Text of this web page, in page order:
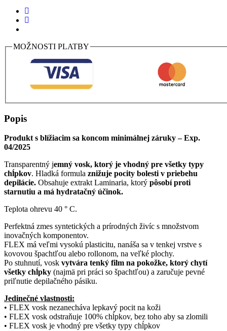
MOŽNOSTI PLATBY
Popis
Produkt s blížiacim sa koncom minimálnej záruky – Exp.
04/2025
Transparentný jemný vosk, ktorý je vhodný pre všetky typy
chĺpkov. Hladká formula znižuje pocity bolesti v priebehu
depilácie. Obsahuje extrakt Laminaria, ktorý pôsobí proti
starnutiu a má hydratačný účinok.
Teplota ohrevu 40 ° C.
Perfektná zmes syntetických a prírodných živíc s množstvom
inovačných komponentov.
FLEX má veľmi vysokú plasticitu, nanáša sa v tenkej vrstve s
kovovou špachtľou alebo rollonom, na veľké plochy.
Po stuhnutí, vosk vytvára tenký film na pokožke, ktorý chytí
všetky chĺpky (najmä pri práci so špachtľou) a zaručuje pevné
priľnutie depilačného pásiku.
Jedinečné vlastnosti:
• FLEX vosk nezanecháva lepkavý pocit na koži
• FLEX vosk odstraňuje 100% chĺpkov, bez toho aby sa zlomili
• FLEX vosk je vhodný pre všetky typy chĺpkov